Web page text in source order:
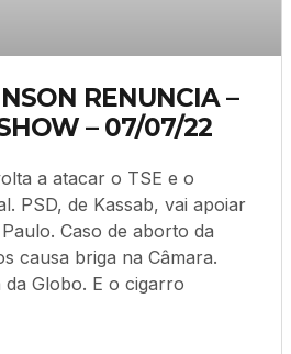
RENUNCIA –
– 07/07/22
a atacar o TSE e o
PSD, de Kassab, vai apoiar
Caso de aborto da
causa briga na Câmara.
Globo. E o cigarro